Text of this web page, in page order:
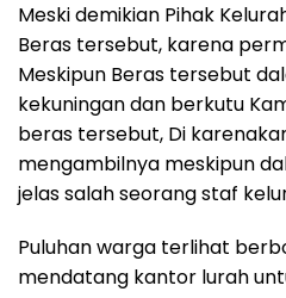
Meski demikian Pihak
Beras tersebut, karena
Meskipun Beras tersebut
kekuningan dan berkutu
beras tersebut, Di
mengambilnya meskipun
jelas salah seorang staf
Puluhan warga terlihat
mendatang kantor lurah